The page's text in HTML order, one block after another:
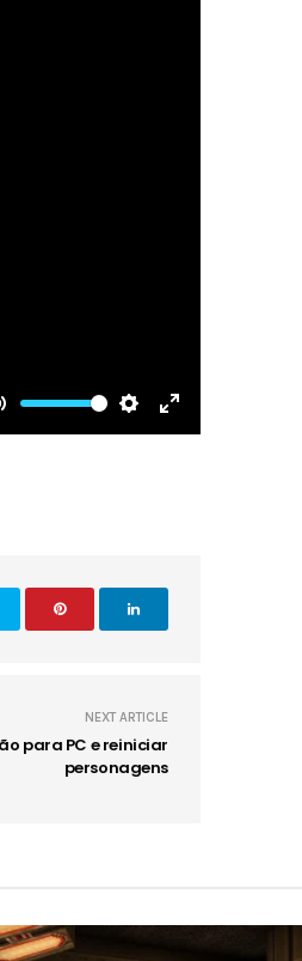
Settings
Enter
NEXT ARTICLE
para PC e reiniciar
personagens